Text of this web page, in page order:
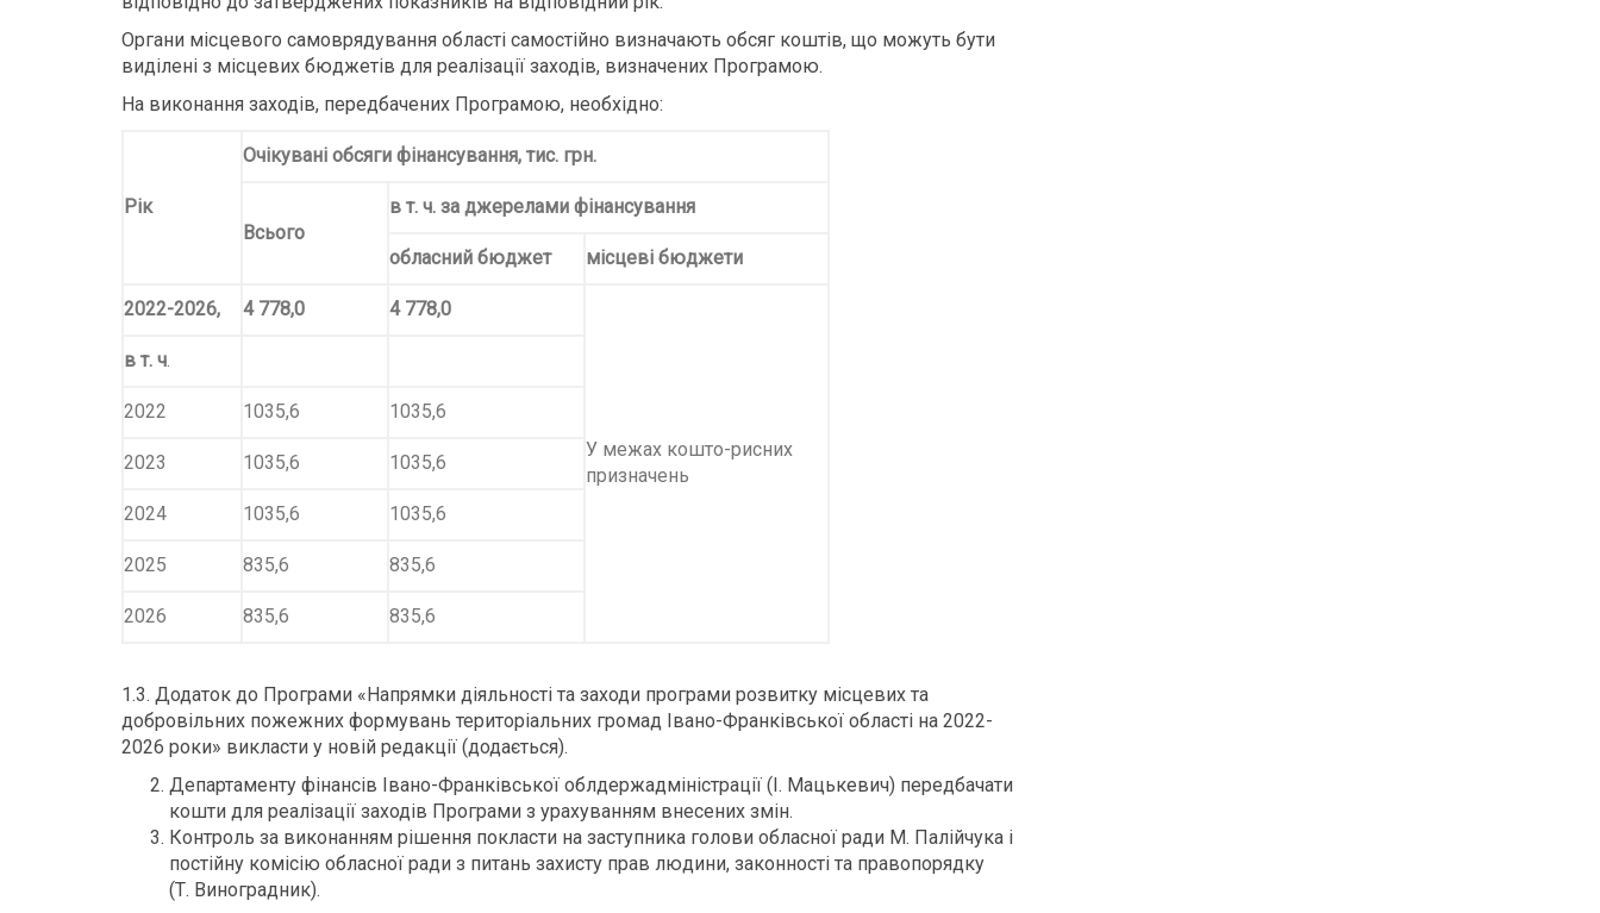
Органи місцевого самоврядування області самостійно визначають обсяг коштів, що можуть бути
виділені з місцевих бюджетів для реалізації заходів, визначених Програмою.
На виконання заходів, передбачених Програмою, необхідно:
Рік
Очікувані обсяги фінансування, тис. грн.
Всього
в т. ч. за джерелами фінансування
обласний бюджет місцеві бюджети
2022-2026, 4 778,0 4 778,0
У межах кошто-рисних
призначень
в т. ч.
2022 1035,6 1035,6
2023 1035,6 1035,6
2024 1035,6 1035,6
2025 835,6 835,6
2026 835,6 835,6
1.3. Додаток до Програми «Напрямки діяльності та заходи програми розвитку місцевих та
добровільних пожежних формувань територіальних громад Івано-Франківської області на 2022-
2026 роки» викласти у новій редакції (додається).
Департаменту фінансів Івано-Франківської облдержадміністрації (І. Мацькевич) передбачати
кошти для реалізації заходів Програми з урахуванням внесених змін.
Контроль за виконанням рішення покласти на заступника голови обласної ради М. Палійчука і
постійну комісію обласної ради з питань захисту прав людини, законності та правопорядку
(Т. Виноградник).